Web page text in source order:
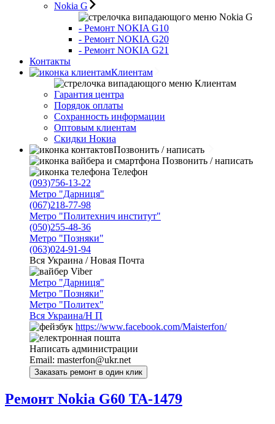
Nokia G
Nokia G
- Ремонт NOKIA G10
- Ремонт NOKIA G20
- Ремонт NOKIA G21
Контакты
Клиентам
Клиентам
Гарантия центра
Порядок оплаты
Сохранность информации
Оптовым клиентам
Скидки Нокиа
Позвонить / написать
Позвонить / написать
Телефон
(093)756-13-22
Метро "Дарниця"
(067)218-77-98
Метро "Политехнич институт"
(050)255-48-36
Метро "Позняки"
(063)024-91-94
Вся Украина / Новая Почта
Viber
Метро "Дарниця"
Метро "Позняки"
Метро "Политех"
Вся Украина/Н П
https://www.facebook.com/Maisterfon/
Написать администрации
Email: masterfon@ukr.net
Ремонт Nokia G60 TA-1479